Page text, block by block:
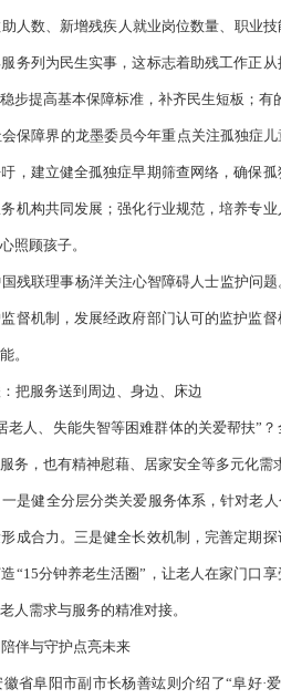
人数、新增残疾人就业岗位数量、职业
务列为民生实事，这标志着助残工作正
步提高基本保障标准，补齐民生短板；
保障界的龙墨委员今年重点关注孤独症
，建立健全孤独症早期筛查网络，确保
机构共同发展；强化行业规范，培养专
照顾孩子。
残联理事杨洋关注心智障碍人士监护问
督机制，发展经政府部门认可的监护监
。
把服务送到周边、身边、床边
老人、失能失智等困难群体的关爱帮扶”
务，也有精神慰藉、居家安全等多元化
是健全分层分类关爱服务体系，针对老
成合力。三是健全长效机制，完善定期
“15分钟养老生活圈”，让老人在家门口
人需求与服务的精准对接。
伴与守护点亮未来
省阜阳市副市长杨善竑则介绍了“阜好·